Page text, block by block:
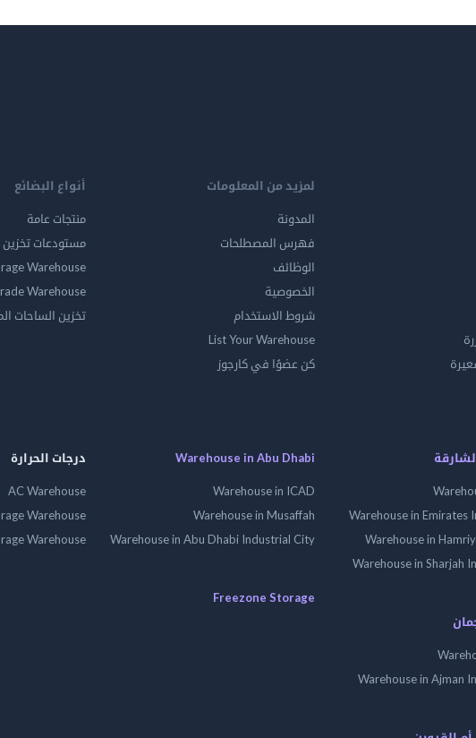
لمزيد من المعلومات
المدونة
فهرس المصطلحات
الوظائف
الخصوصية
شروط الاستخدام
List Your Warehouse
كن عضوًا في كارجوز
أنواع البضائع
منتجات عامة
مستودعات تخزين
Warehouse
Warehouse
تخزين الساحات
Warehouse in Emirates
Warehouse in
Warehouse in Sharjah
Warehouse in Ajman
Warehouse in Abu Dhabi
Warehouse in ICAD
Warehouse in Musaffah
Warehouse in Abu Dhabi Industrial City
Freezone Storage
درجات الحرارة
AC Warehouse
Warehouse
Warehouse